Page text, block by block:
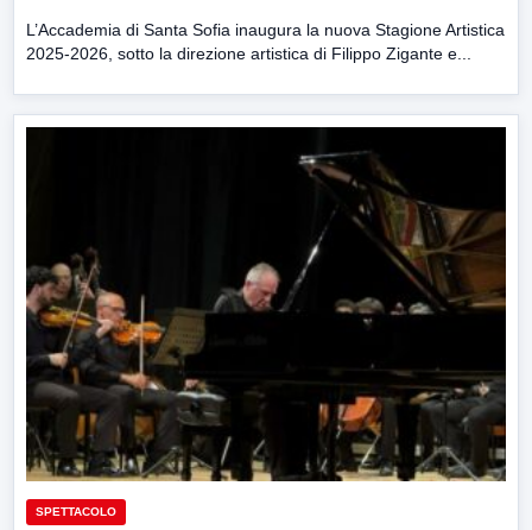
L’Accademia di Santa Sofia inaugura la nuova Stagione Artistica
2025-2026, sotto la direzione artistica di Filippo Zigante e...
SPETTACOLO